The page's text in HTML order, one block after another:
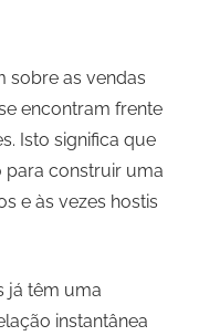
sobre as vendas
encontram frente
Isto significa que
para construir uma
e às vezes hostis
já têm uma
instantânea